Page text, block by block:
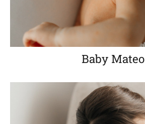
Baby Mateo